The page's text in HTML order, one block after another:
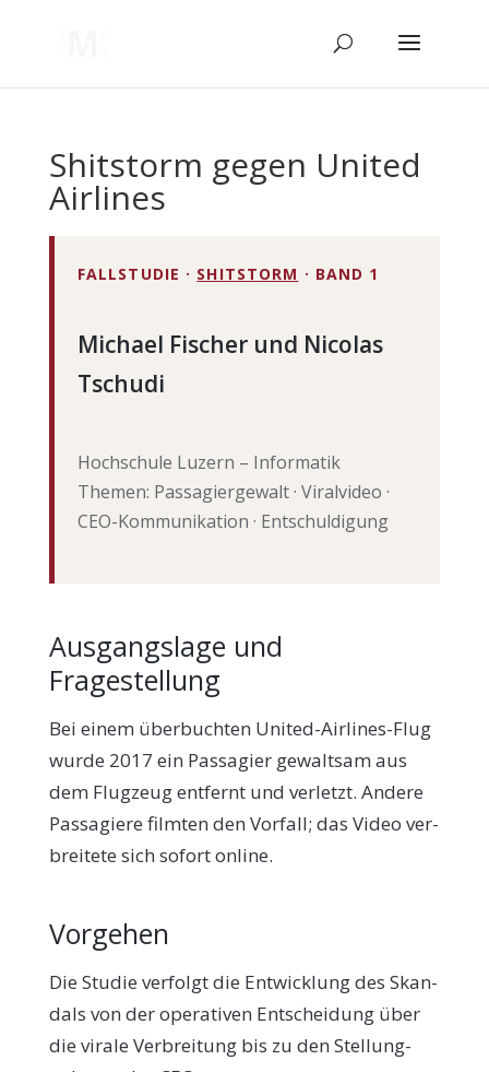
Shitstorm gegen United
Airlines
FALL­STU­DIE · SHITS­TORM · BAND 1
Micha­el Fischer und Nico­las
Tschudi
Hoch­schu­le Luzern – Infor­ma­tik
The­men: Pas­sa­gier­ge­walt · Viral­vi­deo ·
CEO-Kom­mu­ni­ka­ti­on · Entschuldigung
Ausgangslage und
Fragestellung
Bei einem über­buch­ten United-Air­lines-Flug
wur­de 2017 ein Pas­sa­gier gewalt­sam aus
dem Flug­zeug ent­fernt und ver­letzt. Ande­re
Pas­sa­gie­re film­ten den Vor­fall; das Video ver­
brei­te­te sich sofort online.
Vorgehen
Die Stu­die ver­folgt die Ent­wick­lung des Skan­
dals von der ope­ra­ti­ven Ent­schei­dung über
die vira­le Ver­brei­tung bis zu den Stel­lung­